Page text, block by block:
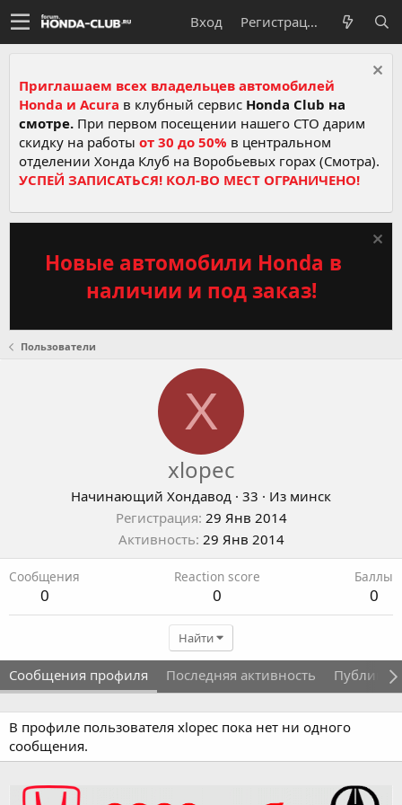
Вход Регистрация
Приглашаем всех владельцев автомобилей
Honda и Acura в клубный сервис Honda Club на
смотре. При первом посещении нашего СТО дарим
скидку на работы от 30 до 50% в центральном
отделении Хонда Клуб на Воробьевых горах (Смотра).
УСПЕЙ ЗАПИСАТЬСЯ! КОЛ-ВО МЕСТ ОГРАНИЧЕНО!
Новые автомобили Honda в
наличии и под заказ!
Пользователи
X
xlopec
Начинающий Хондавод · 33 · Из минск
Регистрация 29 Янв 2014
Активность 29 Янв 2014
Сообщения
0
Reaction score
0
Баллы
0
Найти
Сообщения профиля Последняя активность
В профиле пользователя xlopec пока нет ни одного
сообщения.